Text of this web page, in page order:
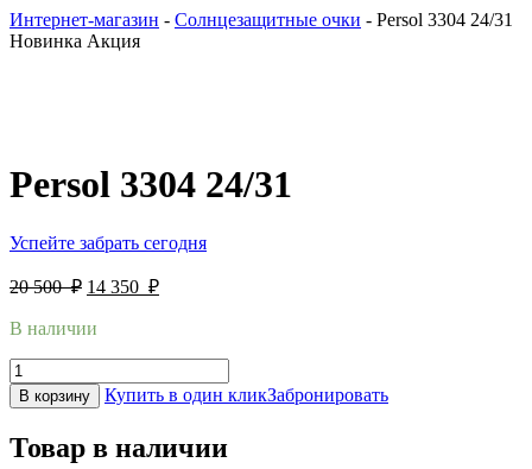
Интернет-магазин - Солнцезащитные очки - Persol 3304 24/31
Новинка Акция
Persol 3304 24/31
Успейте забрать сегодня
20 500₽ 14 350 ₽
В наличии
В корзину Купить в один кликЗабронировать
Товар в наличии